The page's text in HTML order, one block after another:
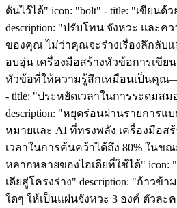
ดันไว้ได้" icon: "bolt" - title: "เขียนด้
description: "ปรับโทน จังหวะ และ
ของคุณ ไม่ว่าคุณจะร่างเรื่องลึกลับ
อบอุ่น เครื่องมือสร้างหัวข้อการเขีย
หัวข้อที่ให้ความรู้สึกเหมือนเป็นคุณ—
- title: "ประหยัดเวลาในการระดมส
description: "หยุดร่อนผ่านรายการแ
หมายและ AI ที่ทรงพลัง เครื่องมือส
เวลาในการค้นคว้าได้ถึง 80% ใน
หลากหลายของไอเดียที่ใช้ได้" icon:
เดียสู่โครงร่าง" description: "ก้าวข้
ใดๆ ให้เป็นแผ่นจังหวะ 3 องค์ ตัวละ